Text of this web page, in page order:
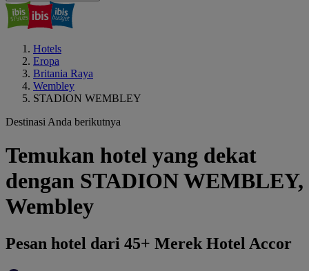
Hotels
Eropa
Britania Raya
Wembley
STADION WEMBLEY
Destinasi Anda berikutnya
Temukan hotel yang dekat
dengan STADION WEMBLEY,
Wembley
Pesan hotel dari 45+ Merek Hotel Accor